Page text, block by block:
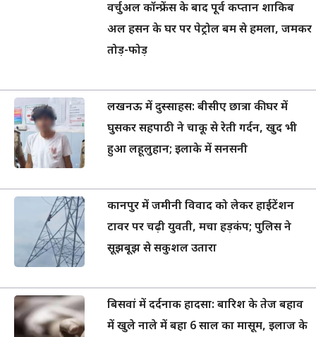
वर्चुअल कॉन्फ्रेंस के बाद पूर्व कप्तान शाकिब
अल हसन के घर पर पेट्रोल बम से हमला, जमकर
तोड़-फोड़
लखनऊ में दुस्साहस: बीसीए छात्रा की घर में
घुसकर सहपाठी ने चाकू से रेती गर्दन, खुद भी
हुआ लहूलुहान; इलाके में सनसनी
कानपुर में जमीनी विवाद को लेकर हाईटेंशन
टावर पर चढ़ी युवती, मचा हड़कंप; पुलिस ने
सूझबूझ से सकुशल उतारा
बिसवां में दर्दनाक हादसा: बारिश के तेज बहाव
में खुले नाले में बहा 6 साल का मासूम, इलाज के